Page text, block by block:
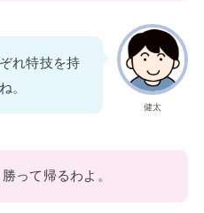
健太
れ特技を持
。
って帰るわよ。